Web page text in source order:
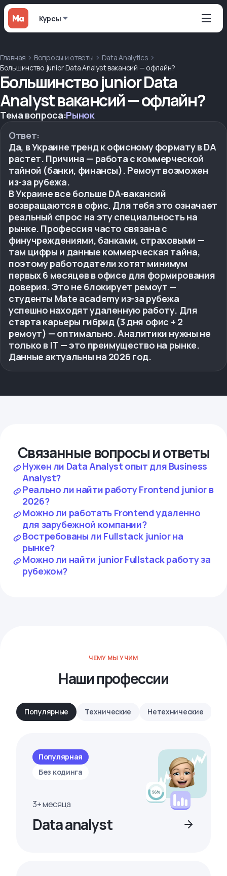
Курсы
Главная Вопросы и ответы
Data Analytics
Большинство junior Data Analyst вакансий — офлайн?
Большинство junior Data
Analyst вакансий — офлайн?
Тема вопроса:Рынок
Ответ:
Да, в Украине тренд к офисному формату в DA
растет. Причина — работа с коммерческой
тайной (банки, финансы). Ремоут возможен
из-за рубежа.
В Украине все больше DA-вакансий
возвращаются в офис. Для тебя это означает
реальный спрос на эту специальность на
рынке. Профессия часто связана с
финучреждениями, банками, страховыми —
там цифры и данные коммерческая тайна,
поэтому работодатели хотят минимум
первых 6 месяцев в офисе для формирования
доверия. Это не блокирует ремоут —
студенты Mate academy из-за рубежа
успешно находят удаленную работу. Для
старта карьеры гибрид (3 дня офис + 2
ремоут) — оптимально. Аналитики нужны не
только в IT — это преимущество на рынке.
Данные актуальны на 2026 год.
Связанные вопросы и ответы
Нужен ли Data Analyst опыт для Business
Analyst?
Реально ли найти работу Frontend junior в
2026?
Можно ли работать Frontend удаленно
для зарубежной компании?
Востребованы ли Fullstack junior на
рынке?
Можно ли найти junior Fullstack работу за
рубежом?
ЧЕМУ МЫ УЧИМ
Наши профессии
Популярные Технические Нетехнические
Популярная
Без кодинга
3+ месяца
Data analyst